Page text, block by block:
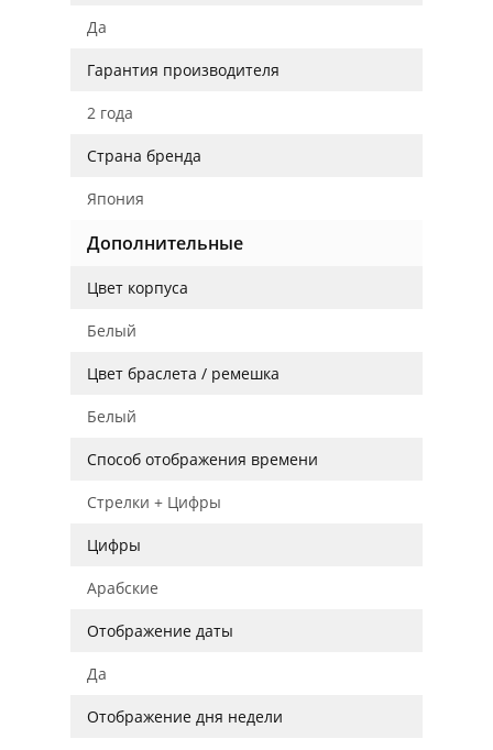
Да
Гарантия производителя
2 года
Страна бренда
Япония
Дополнительные
Цвет корпуса
Белый
Цвет браслета / ремешка
Белый
Способ отображения времени
Стрелки + Цифры
Цифры
Арабские
Отображение даты
Да
Отображение дня недели